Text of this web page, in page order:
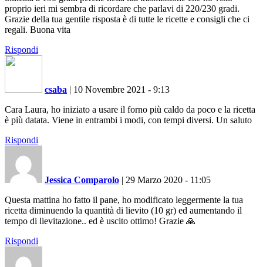
proprio ieri mi sembra di ricordare che parlavi di 220/230 gradi.
Grazie della tua gentile risposta è di tutte le ricette e consigli che ci
regali. Buona vita
Rispondi
csaba | 10 Novembre 2021 - 9:13
Cara Laura, ho iniziato a usare il forno più caldo da poco e la ricetta
è più datata. Viene in entrambi i modi, con tempi diversi. Un saluto
Rispondi
Jessica Comparolo | 29 Marzo 2020 - 11:05
Questa mattina ho fatto il pane, ho modificato leggermente la tua
ricetta diminuendo la quantità di lievito (10 gr) ed aumentando il
tempo di lievitazione.. ed è uscito ottimo! Grazie 🙏
Rispondi